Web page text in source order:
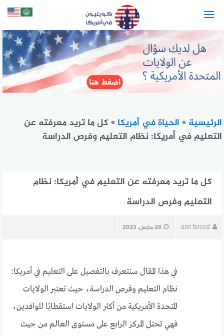
الرئيسية » الحياة في أمريكا » كل ما تريد معرفته عن
التعليم في أمريكا: نظام التعليم وفرص الدراسة
كل ما تريد معرفته عن التعليم في أمريكا: نظام
التعليم وفرص الدراسة
aml fareed 28 مارس، 2023
في هذا المقال سنتعرف بالتفصيل على التعليم في أمريكا:
نظام التعليم وفرص الدراسة، حيث تعتبر الولايات
المتحدة الأمريكية من أكثر الولايات استقطابًا للوافدين،
فهي تحتل المركز الرابع على مستوى العالم من حيث